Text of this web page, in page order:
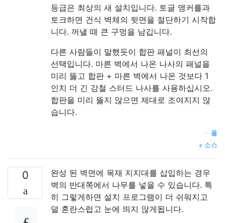
등급은 최상의 새 설치입니다. 토글 앵커를과
토크하면 건식 벽체의 뒷면을 절단하기 시작합
니다. 꺼낼 때 큰 구멍을 남깁니다.
다른 사람들이 말했듯이 합판 패널이 최선의
선택입니다. 마른 벽에서 나온 나사의 패널을
미리 뚫고 합판 + 마른 벽에서 나온 것보다 1
인치 더 긴 강철 스터드 나사를 사용하십시오.
합판을 미리 뚫지 않으면 제대로 조여지지 않
습니다.
폴
소스
0
완성 된 벽면에 목재 지지대를 삽입하는 경우
벽의 반대쪽에서 나무를 넣을 수 있습니다. 특
히 그렇게하면 설치 프로그램이 더 쉬워지고
덜 혼란스럽고 눈에 띄지 않게됩니다.